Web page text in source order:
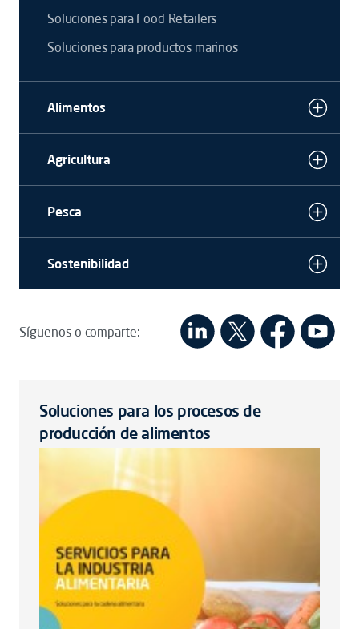
Soluciones para Food Retailers
Soluciones para productos marinos
Alimentos
Agricultura
Pesca
Sostenibilidad
Síguenos o comparte:
Soluciones para los procesos de
producción de alimentos